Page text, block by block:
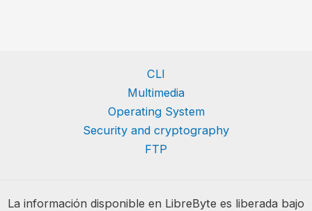
CLI
Multimedia
Operating System
Security and cryptography
FTP
La información disponible en LibreByte es liberada bajo